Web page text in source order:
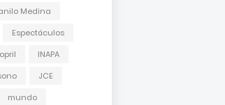
Medina
Espectáculos
INAPA
JCE
mundo